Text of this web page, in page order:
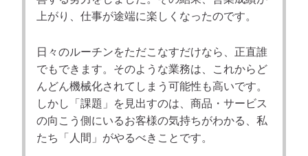
上がり、仕事が途端に楽しくなったのです。
日々のルーチンをただこなすだけなら、正直誰
でもできます。そのような業務は、これからど
んどん機械化されてしまう可能性も高いです。
しかし「課題」を見出すのは、商品・サービス
の向こう側にいるお客様の気持ちがわかる、私
たち「人間」がやるべきことです。